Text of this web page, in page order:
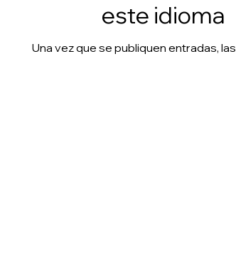
este idioma
Una vez que se publiquen entradas,